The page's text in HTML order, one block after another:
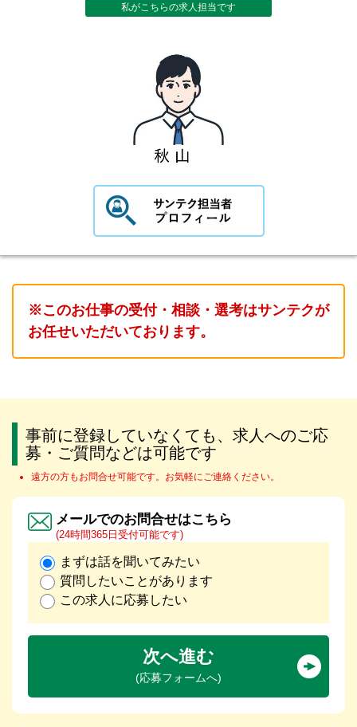
私がこちらの求人担当です
※このお仕事の受付・相談・選考はサンテクが
お任せいただいております。
事前に登録していなくても、求人へのご応
募・ご質問などは可能です
遠方の方もお問合せ可能です。お気軽にご連絡ください。
メールでのお問合せはこちら
(24時間365日受付可能です)
まずは話を聞いてみたい
質問したいことがあります
この求人に応募したい
次へ進む
(応募フォームへ)